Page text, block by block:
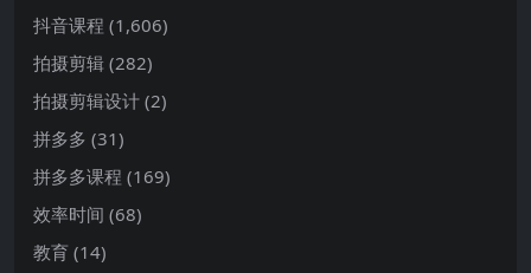
抖音课程 (1,606)
拍摄剪辑 (282)
拍摄剪辑设计 (2)
拼多多 (31)
拼多多课程 (169)
效率时间 (68)
教育 (14)